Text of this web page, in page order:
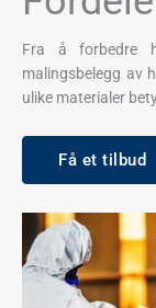
Fra å forbedre
malingsbelegg av
ulike materialer
Få et tilbud